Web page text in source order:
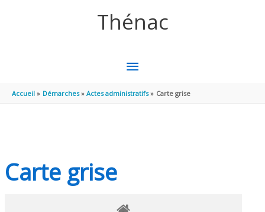
Thénac
MENU
PRINCIPAL
Accueil Démarches Actes administratifs Carte grise
Carte grise